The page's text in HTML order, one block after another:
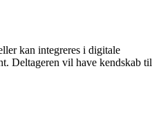
kan integreres i digitale
Deltageren vil have kendskab til